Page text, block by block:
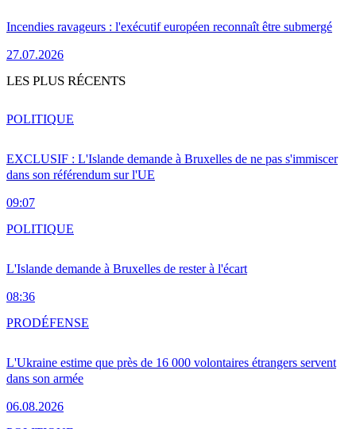
Incendies ravageurs : l'exécutif européen reconnaît être submergé
27.07.2026
LES PLUS RÉCENTS
EXCLUSIF : L'Islande demande à Bruxelles de ne pas s'immiscer
dans son référendum sur l'UE
09:07
POLITIQUE
L'Islande demande à Bruxelles de rester à l'écart
08:36
POLITIQUE
L'Ukraine estime que près de 16 000 volontaires étrangers servent
dans son armée
06.08.2026
PRODÉFENSE